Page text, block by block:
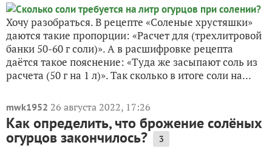
Хочу разобраться. В рецепте «Соленые хрустяшки»
даются такие пропорции: «Расчет для (трехлитровой
банки 50-60 г соли)». А в расшифровке рецепта
даётся такое пояснение: «Туда же засыпают соль из
расчета (50 г на 1 л)». Так сколько в итоге соли на...
mwk1952 26 августа 2022, 17:26
Как определить, что брожение солёных
огурцов закончилось? 3